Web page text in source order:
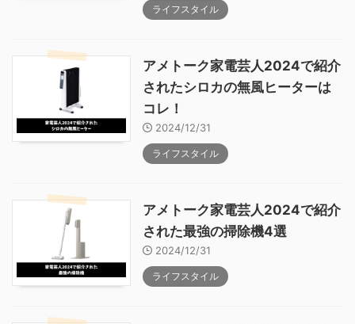
ライフスタイル
アメトーク家電芸人2024で紹介
されたシロカの無風ヒーターは
コレ！
2024/12/31
ライフスタイル
アメトーク家電芸人2024で紹介
された最強の掃除機4選
2024/12/31
ライフスタイル